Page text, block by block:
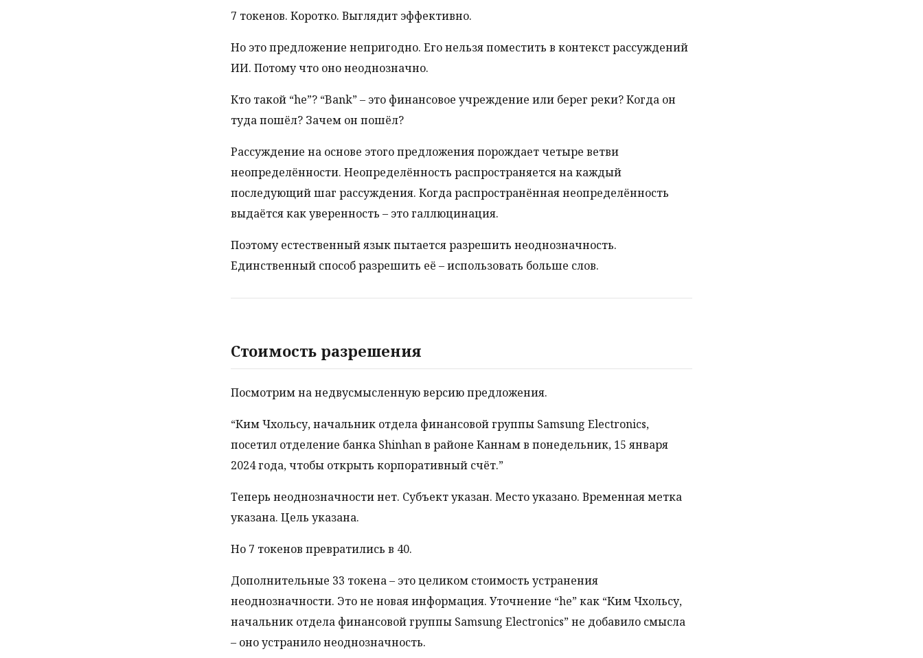
7 токенов. Коротко. Выглядит эффективно.
Но это предложение непригодно. Его нельзя поместить в контекст рассуждений
ИИ. Потому что оно неоднозначно.
Кто такой “he”? “Bank” – это финансовое учреждение или берег реки? Когда он
туда пошёл? Зачем он пошёл?
Рассуждение на основе этого предложения порождает четыре ветви
неопределённости. Неопределённость распространяется на каждый
последующий шаг рассуждения. Когда распространённая неопределённость
выдаётся как уверенность – это галлюцинация.
Поэтому естественный язык пытается разрешить неоднозначность.
Единственный способ разрешить её – использовать больше слов.
Стоимость разрешения
Посмотрим на недвусмысленную версию предложения.
“Ким Чхольсу, начальник отдела финансовой группы Samsung Electronics,
посетил отделение банка Shinhan в районе Каннам в понедельник, 15 января
2024 года, чтобы открыть корпоративный счёт.”
Теперь неоднозначности нет. Субъект указан. Место указано. Временная метка
указана. Цель указана.
Но 7 токенов превратились в 40.
Дополнительные 33 токена – это целиком стоимость устранения
неоднозначности. Это не новая информация. Уточнение “he” как “Ким Чхольсу,
начальник отдела финансовой группы Samsung Electronics” не добавило смысла
– оно устранило неоднозначность.